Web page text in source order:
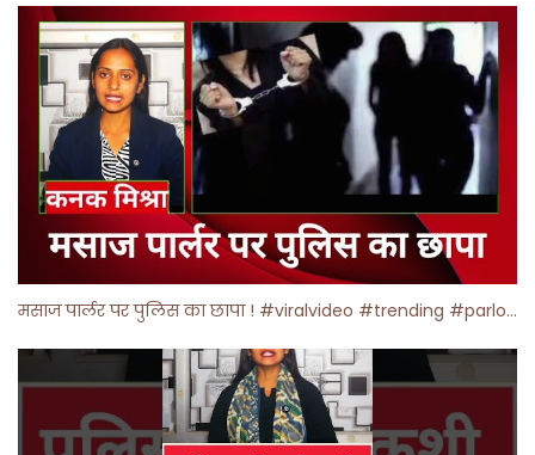
मसाज पार्लर पर पुलिस का छापा ! #viralvideo #trending #parlour